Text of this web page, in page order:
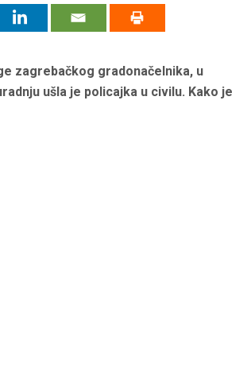
zagrebačkog gradonačelnika, u
ušla je policajka u civilu. Kako je